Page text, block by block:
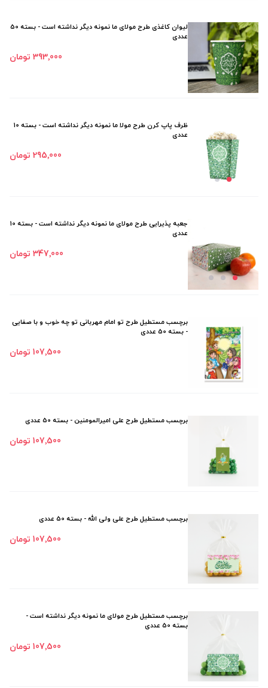
لیوان کاغذی طرح مولای ما نمونه دیگر نداشته است - بسته 50
عددی
393٬000 تومان
ظرف پاپ کرن طرح مولا ما نمونه دیگر نداشته است - بسته 10
عددی
295٬000 تومان
جعبه پذیرایی طرح مولای ما نمونه دیگر نداشته است - بسته 10
عددی
347٬000 تومان
برچسب مستطیل طرح تو امام مهربانی تو چه خوب و با صفایی
- بسته 50 عددی
107٬500 تومان
برچسب مستطیل طرح علی امیرالمومنین - بسته 50 عددی
107٬500 تومان
برچسب مستطیل طرح علی ولی الله - بسته 50 عددی
107٬500 تومان
برچسب مستطیل طرح مولای ما نمونه دیگر نداشته است -
بسته 50 عددی
107٬500 تومان